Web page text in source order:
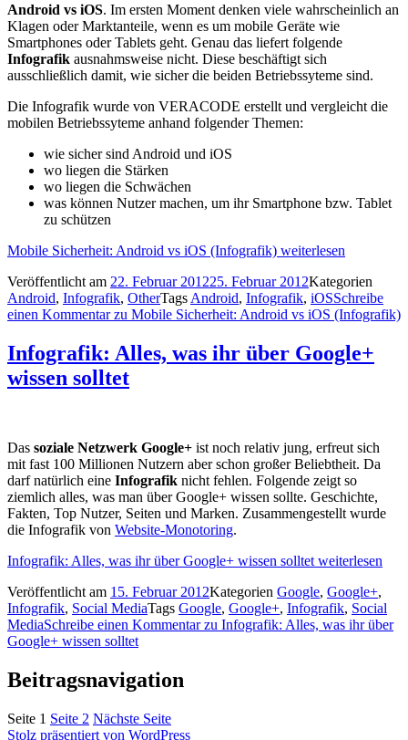
Android vs iOS. Im ersten Moment denken viele wahrscheinlich an
Klagen oder Marktanteile, wenn es um mobile Geräte wie
Smartphones oder Tablets geht. Genau das liefert folgende
Infografik ausnahmsweise nicht. Diese beschäftigt sich
ausschließlich damit, wie sicher die beiden Betriebssyteme sind.
Die Infografik wurde von VERACODE erstellt und vergleicht die
mobilen Betriebssyteme anhand folgender Themen:
wie sicher sind Android und iOS
wo liegen die Stärken
wo liegen die Schwächen
was können Nutzer machen, um ihr Smartphone bzw. Tablet
zu schützen
Mobile Sicherheit: Android vs iOS (Infografik) weiterlesen
Veröffentlicht am 22. Februar 201225. Februar 2012Kategorien
Android, Infografik, OtherTags Android, Infografik, iOSSchreibe
einen Kommentarzu Mobile Sicherheit: Android vs iOS (Infografik)
Infografik: Alles, was ihr über Google+
wissen solltet
Das soziale Netzwerk Google+ ist noch relativ jung, erfreut sich
mit fast 100 Millionen Nutzern aber schon großer Beliebtheit. Da
darf natürlich eine Infografik nicht fehlen. Folgende zeigt so
ziemlich alles, was man über Google+ wissen sollte. Geschichte,
Fakten, Top Nutzer, Seiten und Marken. Zusammengestellt wurde
die Infografik von Website-Monotoring.
Infografik: Alles, was ihr über Google+ wissen solltet weiterlesen
Veröffentlicht am 15. Februar 2012Kategorien Google, Google+,
Infografik, Social MediaTags Google, Google+, Infografik, Social
MediaSchreibe einen Kommentarzu Infografik: Alles, was ihr über
Google+ wissen solltet
Beitragsnavigation
Seite 1 Seite 2 Nächste Seite
Stolz präsentiert von WordPress